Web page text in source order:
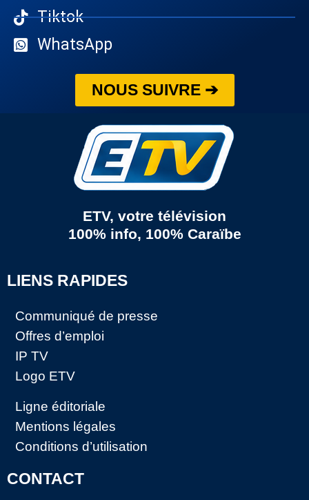
Tiktok
WhatsApp
NOUS SUIVRE ➔
ETV, votre télévision
100% info, 100% Caraïbe
LIENS RAPIDES
Communiqué de presse
Offres d’emploi
IP TV
Logo ETV
Ligne éditoriale
Mentions légales
Conditions d’utilisation
CONTACT